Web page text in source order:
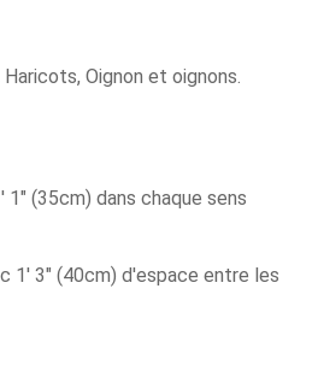
Haricots, Oignon et oignons.
1" (35cm) dans chaque sens
1' 3" (40cm) d'espace entre les